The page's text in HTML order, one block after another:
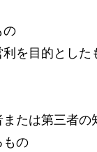
の
を目的とした
たは第三者
もの